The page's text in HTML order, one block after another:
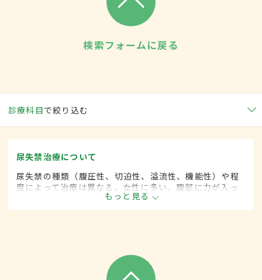
検索フォームに戻る
診療科目で絞り込む
尿失禁治療について
尿失禁の種類（腹圧性、切迫性、溢流性、機能性）や程
度によって治療は異なる。女性に多い、腹部に力が入っ
たときに尿が漏れる「腹圧性尿失禁」の場合、骨盤底の
筋力を鍛える体操で開始し、改善しない場合は薬物療法
もっと見る